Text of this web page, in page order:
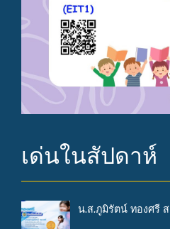
เด่นในสัปดาห์
น.ส.ภูมิรัตน์ ทองศรี